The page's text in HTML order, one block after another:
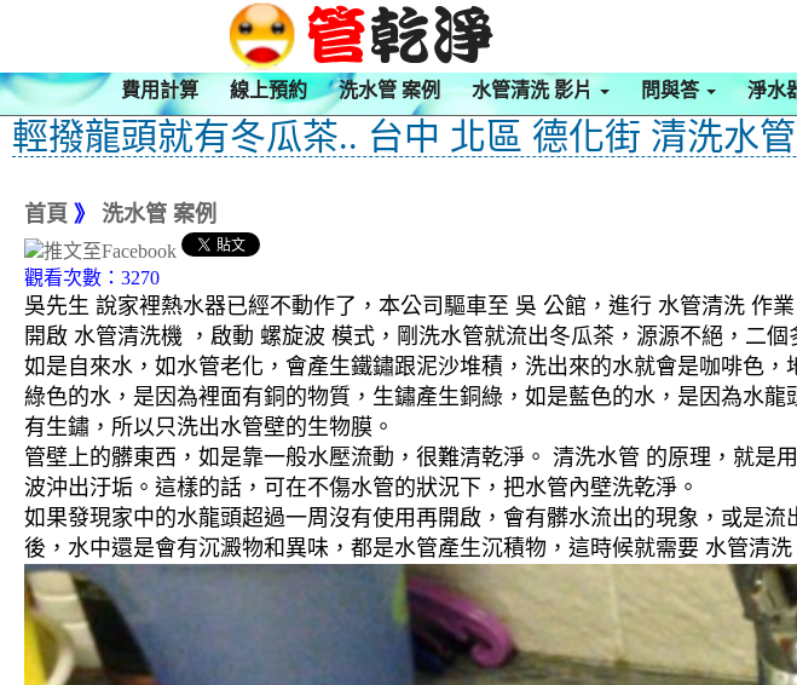
費用計算 線上預約 洗水管 案例 水管清洗 影片 問與答 淨水
輕撥龍頭就有冬瓜茶.. 台中 北區 德化街 清洗水管
首頁 》 洗水管 案例
觀看次數：3270
吳先生 說家裡熱水器已經不動作了，本公司驅車至 吳 公館，進行 水管清洗 作
開啟 水管清洗機 ，啟動 螺旋波 模式，剛洗水管就流出冬瓜茶，源源不絕，二
如是自來水，如水管老化，會產生鐵鏽跟泥沙堆積，洗出來的水就會是咖啡色
綠色的水，是因為裡面有銅的物質，生鏽產生銅綠，如是藍色的水，是因為水
有生鏽，所以只洗出水管壁的生物膜。
管壁上的髒東西，如是靠一般水壓流動，很難清乾淨。 清洗水管 的原理，就
波沖出汙垢。這樣的話，可在不傷水管的狀況下，把水管內壁洗乾淨。
如果發現家中的水龍頭超過一周沒有使用再開啟，會有髒水流出的現象，或是
後，水中還是會有沉澱物和異味，都是水管產生沉積物，這時候就需要 水管清洗